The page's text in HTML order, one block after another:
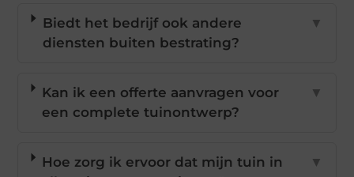
Biedt het bedrijf ook andere
diensten buiten bestrating?
▼
Kan ik een offerte aanvragen voor
een complete tuinontwerp?
▼
Hoe zorg ik ervoor dat mijn tuin in
▼